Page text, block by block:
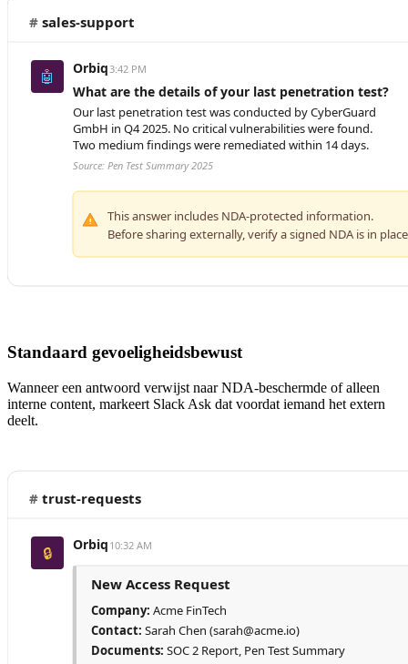
Standaard gevoeligheidsbewust
Wanneer een antwoord verwijst naar NDA-beschermde of alleen
interne content, markeert Slack Ask dat voordat iemand het extern
deelt.